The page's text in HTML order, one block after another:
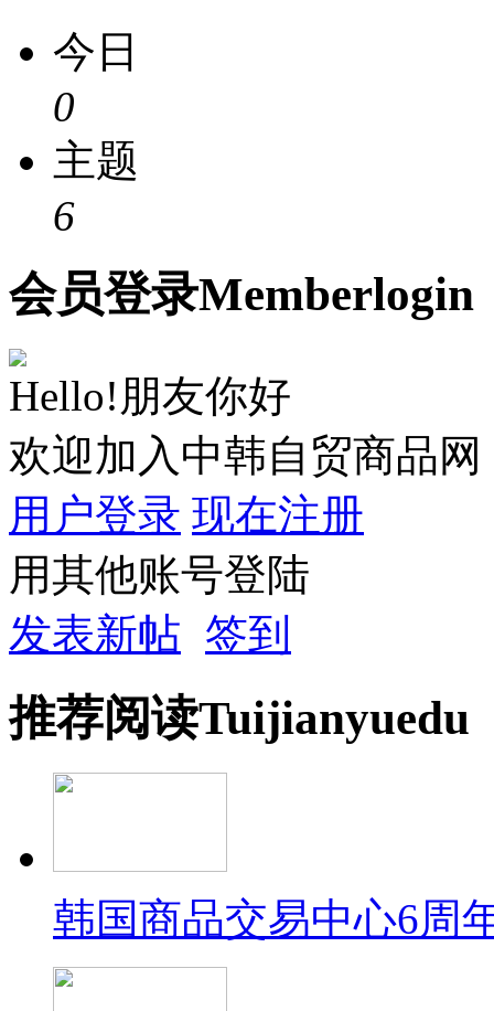
今日
0
主题
6
会员登录Memberlogin
Hello!朋友你好
欢迎加入中韩自贸商品网
用户登录 现在注册
用其他账号登陆
发表新帖 签到
推荐阅读Tuijianyuedu
韩国商品交易中心6周